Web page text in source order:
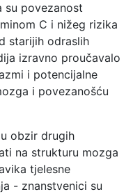
su povezanost
C i nižeg rizika
starijih odraslih
izravno proučavalo
i potencijalne
i povezanošću
obzir drugih
na strukturu mozga
tjelesne
- znanstvenici su